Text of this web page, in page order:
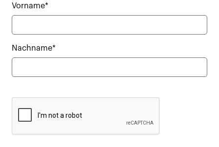
Vorname*
Nachname*